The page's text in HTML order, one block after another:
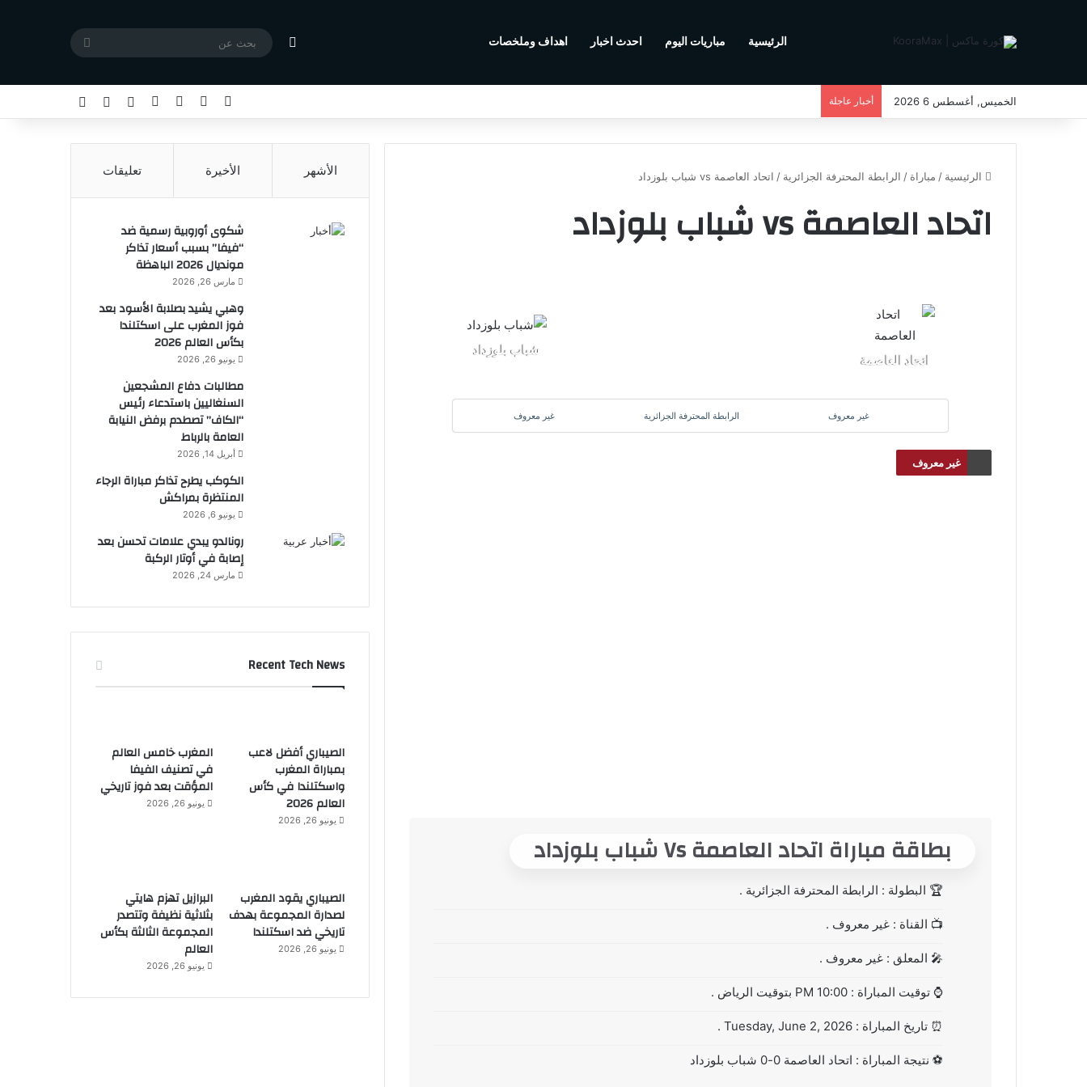
الرئيسية مباريات اليوم احدث اخبار اهداف وملخصات مقال عشوائي
بحث
الخميس, أغسطس 6 2026 أخبار عاجلة فيسبوك يوتيوب انستقرامتسجيل الدخول
مقال عشوائي
الرئيسية / مباراة / الرابطة المحترفة الجزائرية / اتحاد العاصمة vs شباب بلوزداد
اتحاد العاصمة vs شباب بلوزداد
اتحاد العاصمة
شباب بلوزداد
غير معروف الرابطة المحترفة الجزائرية غير معروف
غير معروف
بطاقة مباراة اتحاد العاصمة Vs شباب بلوزداد
🏆 البطولة : الرابطة المحترفة الجزائرية .
📺 القناة : غير معروف .
🎤 المعلق : غير معروف .
⌚ توقيت المباراة : 10:00 PM بتوقيت الرياض .
⏰ تاريخ المباراة : Tuesday, June 2, 2026 .
⚽ نتيجة المباراة : اتحاد العاصمة 0-0 شباب بلوزداد
الأشهر الأخيرة تعليقات
شكوى أوروبية رسمية ضد
“فيفا” بسبب أسعار تذاكر
مونديال 2026 الباهظة
مارس 26, 2026
وهبي يشيد بصلابة الأسود بعد
فوز المغرب على اسكتلندا
بكأس العالم 2026
يونيو 26, 2026
مطالبات دفاع المشجعين
السنغاليين باستدعاء رئيس
“الكاف” تصطدم برفض النيابة
العامة بالرباط
أبريل 14, 2026
الكوكب يطرح تذاكر مباراة الرجاء
المنتظرة بمراكش
يونيو 6, 2026
رونالدو يبدي علامات تحسن بعد
إصابة في أوتار الركبة
مارس 24, 2026
Recent Tech News
الصيباري أفضل لاعب
بمباراة المغرب
واسكتلندا في كأس
العالم 2026
يونيو 26, 2026
المغرب خامس العالم
في تصنيف الفيفا
المؤقت بعد فوز تاريخي
يونيو 26, 2026
الصيباري يقود المغرب
لصدارة المجموعة بهدف
تاريخي ضد اسكتلندا
يونيو 26, 2026
البرازيل تهزم هايتي
بثلاثية نظيفة وتتصدر
المجموعة الثالثة بكأس
العالم
يونيو 26, 2026